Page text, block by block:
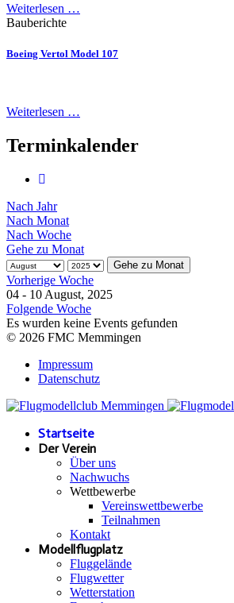
Weiterlesen …
Bauberichte
Boeing Vertol Model 107
Weiterlesen …
Terminkalender
Nach Jahr
Nach Monat
Nach Woche
Gehe zu Monat
Gehe zu Monat
Vorherige Woche
04 - 10 August, 2025
Folgende Woche
Es wurden keine Events gefunden
© 2026 FMC Memmingen
Impressum
Datenschutz
Startseite
Der Verein
Über uns
Nachwuchs
Wettbewerbe
Vereinswettbewerbe
Teilnahmen
Kontakt
Modellflugplatz
Fluggelände
Flugwetter
Wetterstation